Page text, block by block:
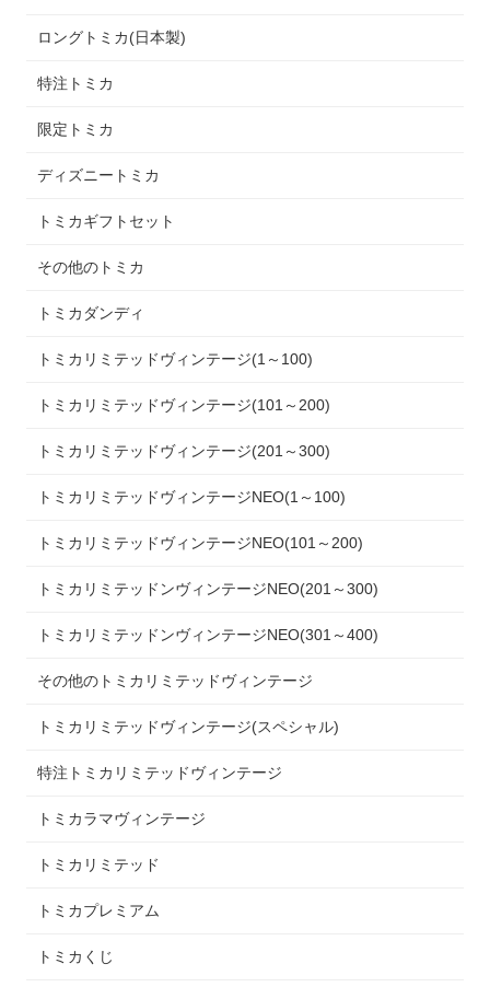
ロングトミカ(日本製)
特注トミカ
限定トミカ
ディズニートミカ
トミカギフトセット
その他のトミカ
トミカダンディ
トミカリミテッドヴィンテージ(1～100)
トミカリミテッドヴィンテージ(101～200)
トミカリミテッドヴィンテージ(201～300)
トミカリミテッドヴィンテージNEO(1～100)
トミカリミテッドヴィンテージNEO(101～200)
トミカリミテッドンヴィンテージNEO(201～300)
トミカリミテッドンヴィンテージNEO(301～400)
その他のトミカリミテッドヴィンテージ
トミカリミテッドヴィンテージ(スペシャル)
特注トミカリミテッドヴィンテージ
トミカラマヴィンテージ
トミカリミテッド
トミカプレミアム
トミカくじ